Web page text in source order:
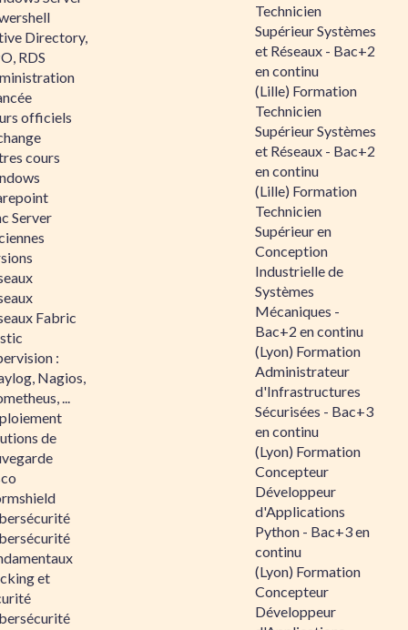
Directory,
RDS
officiels
cours
Server
Fabric
:
Nagios,
...
de
et
Technicien
Supérieur Systèmes
et Réseaux - Bac+2
en continu
(Lille) Formation
Technicien
Supérieur Systèmes
et Réseaux - Bac+2
en continu
(Lille) Formation
Technicien
Supérieur en
Conception
Industrielle de
Systèmes
Mécaniques -
Bac+2 en continu
(Lyon) Formation
Administrateur
d'Infrastructures
Sécurisées - Bac+3
en continu
(Lyon) Formation
Concepteur
Développeur
d'Applications
Python - Bac+3 en
continu
(Lyon) Formation
Concepteur
Développeur